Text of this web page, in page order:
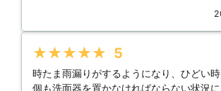
★★★★★ 5
時たま雨漏りがするようになり、ひどい
個も洗面器を置かなければならない状況